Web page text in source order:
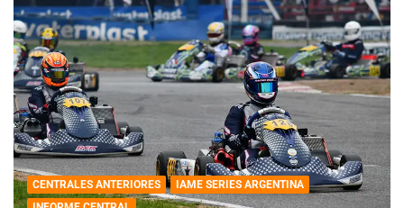
CENTRALES ANTERIORES
IAME SERIES ARGENTINA